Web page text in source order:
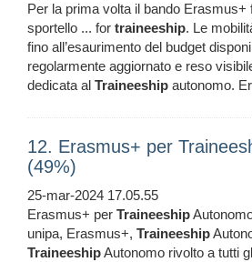
Per la prima volta il bando Erasmus+
sportello ... for traineeship. Le
fino all’esaurimento del budget
regolarmente aggiornato e reso
dedicata al Traineeship autonomo.
12. Erasmus+ per
(49%)
25-mar-2024 17.05.55
Erasmus+ per Traineeship
unipa, Erasmus+, Traineeship
TraineeshipAutonomo rivolto a tutti